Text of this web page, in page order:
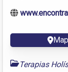
Terapias